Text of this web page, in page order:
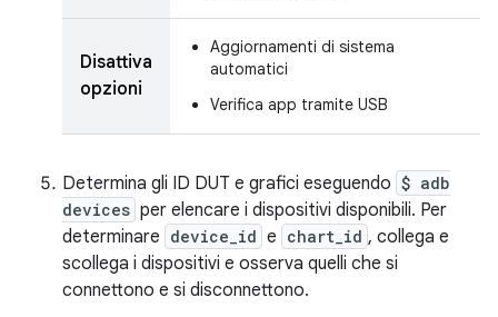
Disattiva
opzioni
Aggiornamenti di sistema
automatici
Verifica app tramite USB
Determina gli ID DUT e grafici eseguendo $ adb
devices per elencare i dispositivi disponibili. Per
determinare device_id e chart_id , collega e
scollega i dispositivi e osserva quelli che si
connettono e si disconnettono.